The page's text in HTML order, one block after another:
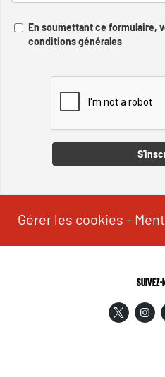
En soumettant ce formulaire,
conditions générales
Gérer les cookies -
SUIVEZ-